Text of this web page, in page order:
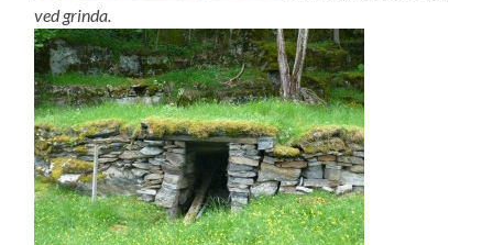
ved grinda.